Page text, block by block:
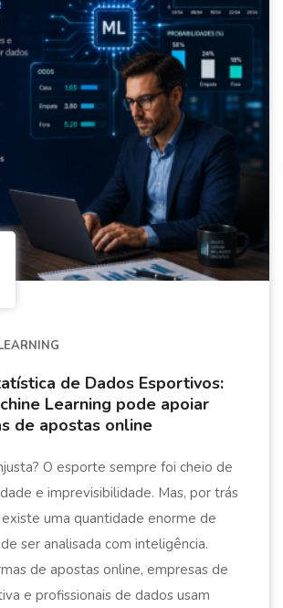
de Dados Esportivos:
Learning pode apoiar
de apostas online
O esporte sempre foi cheio de
e imprevisibilidade. Mas, por trás
uma quantidade enorme de
ser analisada com inteligência.
de apostas online, empresas de
e profissionais de dados usam